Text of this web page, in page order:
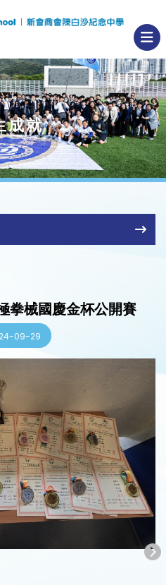
成就
拳械國慶金杯公開賽
09-29